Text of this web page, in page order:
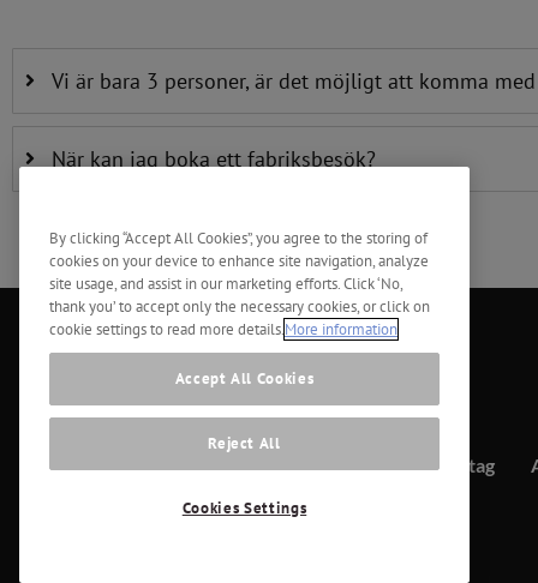
Vi är bara 3 personer, är det möjligt att komma
När kan jag boka ett fabriksbesök?
Kontakt Företag
By clicking “Accept All Cookies”, you agree to the storing of
cookies on your device to enhance site navigation, analyze
site usage, and assist in our marketing efforts. Click ‘No,
thank you’ to accept only the necessary cookies, or click on
cookie settings to read more details.More information
Accept All Cookies
Reject All
Cookies Settings